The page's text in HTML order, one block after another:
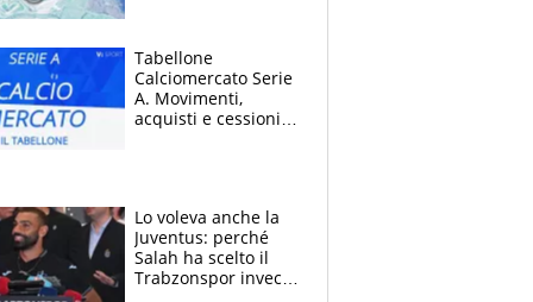
Tabellone
Calciomercato Serie
A. Movimenti,
acquisti e cessioni:
Lo voleva anche la
Juventus: perché
Salah ha scelto il
Trabzonspor invece